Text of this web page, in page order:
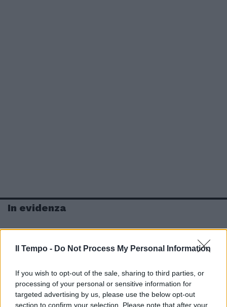
Il Tempo - Do Not Process My Personal Information
If you wish to opt-out of the sale, sharing to third parties, or
processing of your personal or sensitive information for
targeted advertising by us, please use the below opt-out
section to confirm your selection. Please note that after your
In evidenza